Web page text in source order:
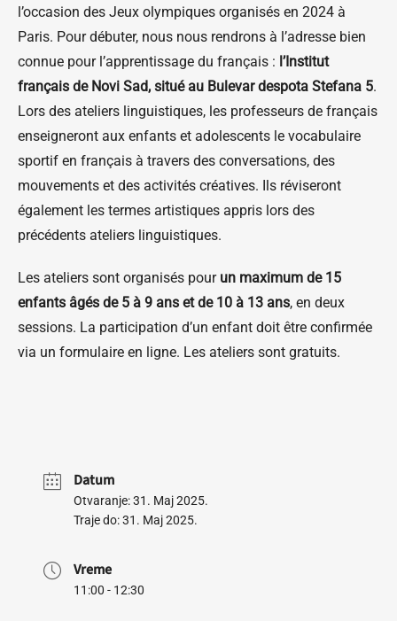
l’occasion des Jeux olympiques organisés en 2024 à
Paris. Pour débuter, nous nous rendrons à l’adresse bien
connue pour l’apprentissage du français : l’Institut
français de Novi Sad, situé au Bulevar despota Stefana 5.
Lors des ateliers linguistiques, les professeurs de français
enseigneront aux enfants et adolescents le vocabulaire
sportif en français à travers des conversations, des
mouvements et des activités créatives. Ils réviseront
également les termes artistiques appris lors des
précédents ateliers linguistiques.
Les ateliers sont organisés pour un maximum de 15
enfants âgés de 5 à 9 ans et de 10 à 13 ans, en deux
sessions. La participation d’un enfant doit être confirmée
via un formulaire en ligne. Les ateliers sont gratuits.
Datum
Otvaranje: 31. Maj 2025.
Traje do: 31. Maj 2025.
Vreme
11:00 - 12:30